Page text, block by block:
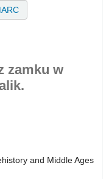
zamku w
and Middle Ages